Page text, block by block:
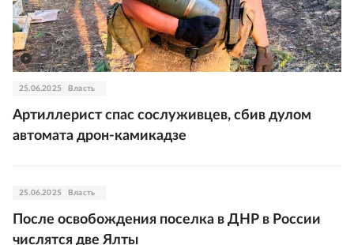
25.06.2025 Власть
Артиллерист спас сослуживцев, сбив дулом
автомата дрон-камикадзе
25.06.2025 Власть
После освобождения поселка в ДНР в России
числятся две Ялты